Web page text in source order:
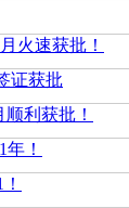
火速获批！
证获批
利获批！
！